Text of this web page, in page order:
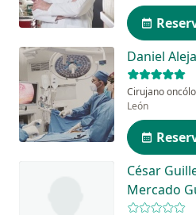
Daniel
Cirujano
León
César
Mercado